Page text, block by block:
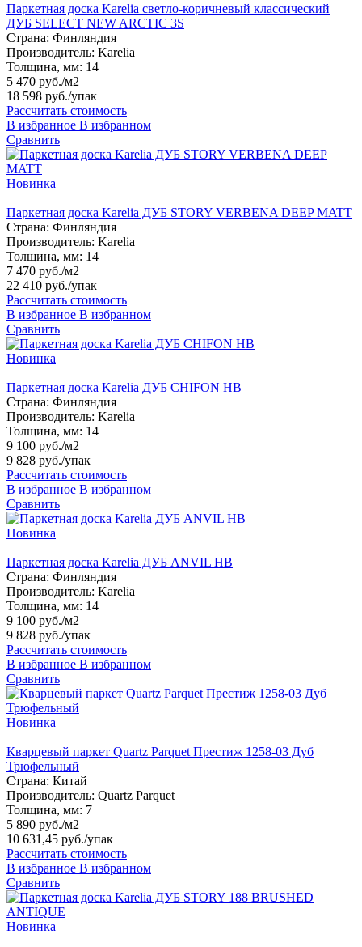
Паркетная доска Karelia светло-коричневый классический
ДУБ SELECT NEW ARCTIC 3S
Страна: Финляндия
Производитель: Karelia
Толщина, мм: 14
5 470 руб./м2
18 598 руб./упак
Рассчитать стоимость
В избранное В избранном
Сравнить
Новинка
Паркетная доска Karelia ДУБ STORY VERBENA DEEP MATT
Страна: Финляндия
Производитель: Karelia
Толщина, мм: 14
7 470 руб./м2
22 410 руб./упак
Рассчитать стоимость
В избранное В избранном
Сравнить
Новинка
Паркетная доска Karelia ДУБ CHIFON HB
Страна: Финляндия
Производитель: Karelia
Толщина, мм: 14
9 100 руб./м2
9 828 руб./упак
Рассчитать стоимость
В избранное В избранном
Сравнить
Новинка
Паркетная доска Karelia ДУБ ANVIL HB
Страна: Финляндия
Производитель: Karelia
Толщина, мм: 14
9 100 руб./м2
9 828 руб./упак
Рассчитать стоимость
В избранное В избранном
Сравнить
Новинка
Кварцевый паркет Quartz Parquet Престиж 1258-03 Дуб
Трюфельный
Страна: Китай
Производитель: Quartz Parquet
Толщина, мм: 7
5 890 руб./м2
10 631,45 руб./упак
Рассчитать стоимость
В избранное В избранном
Сравнить
Новинка